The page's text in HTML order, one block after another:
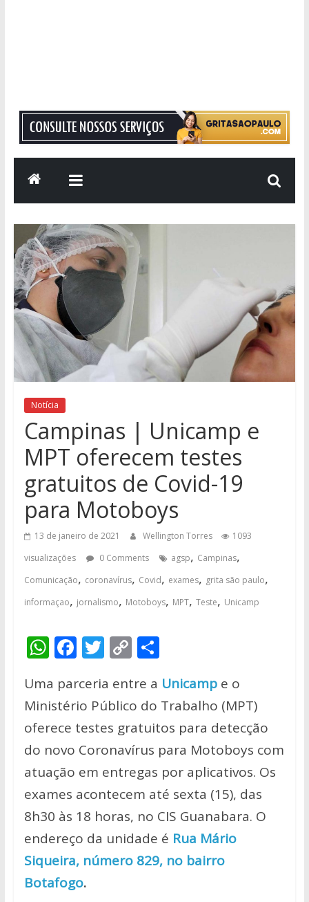
Grita
São
Paulo
Informação
com
Responsabilidade
Notícia
Campinas | Unicamp e
MPT oferecem testes
gratuitos de Covid-19
para Motoboys
13 de janeiro de 2021 Wellington Torres
1093
visualizações
0 Comments agsp, Campinas,
Comunicação, coronavírus, Covid, exames, grita são paulo,
informaçao, jornalismo, Motoboys, MPT, Teste, Unicamp
W
at
s
A
p
p
F
e
b
o
o
k
T
itt
er
C
p
y
Li
n
k
S
ar
e
Uma parceria entre a Unicampe o
Ministério Público do Trabalho (MPT)
oferece testes gratuitos para detecção
do novo Coronavírus para Motoboys com
atuação em entregas por aplicativos. Os
exames acontecem até sexta (15), das
8h30 às 18 horas, no CIS Guanabara. O
endereço da unidade é Rua Mário
Siqueira, número 829, no bairro
Botafogo.